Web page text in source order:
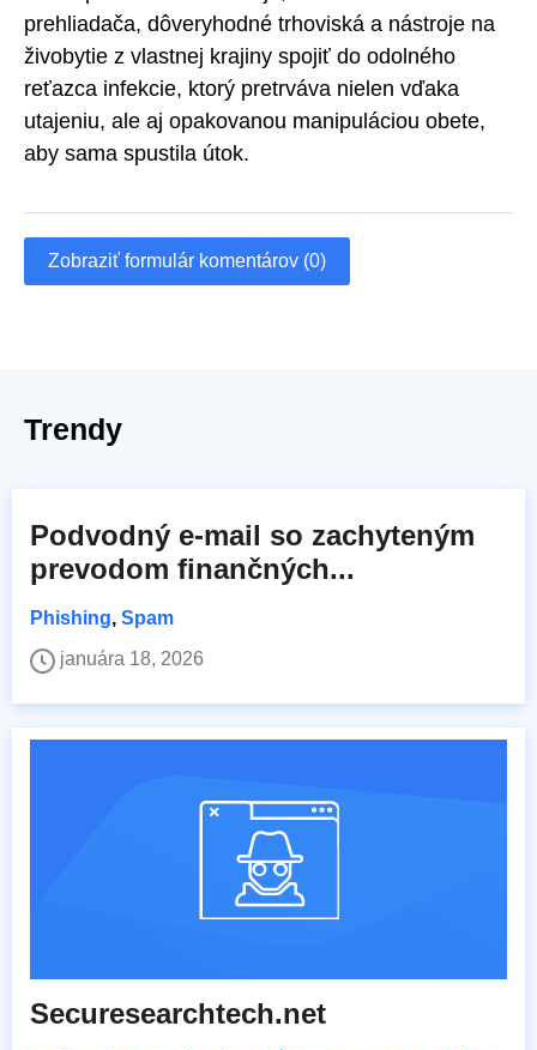
prehliadača, dôveryhodné trhoviská a nástroje na
živobytie z vlastnej krajiny spojiť do odolného
reťazca infekcie, ktorý pretrváva nielen vďaka
utajeniu, ale aj opakovanou manipuláciou obete,
aby sama spustila útok.
Zobraziť formulár komentárov (0)
Trendy
Podvodný e-mail so zachyteným
prevodom finančných...
Phishing, Spam
januára 18, 2026
Securesearchtech.net